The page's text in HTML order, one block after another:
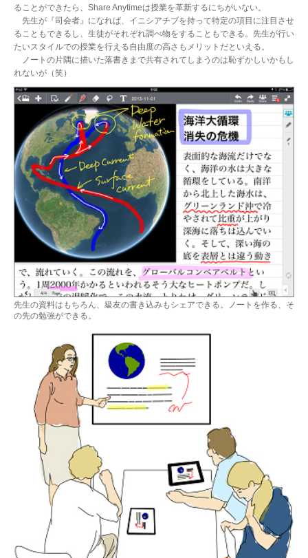
ることができたら、Share Anytimeは授業を革新するにちがいない。
先生が『司会者』になれば、イニシアチブを持って特定の項目に注目させ
ることもできるし、生徒がそれぞれ調べ物をすることもできる。先生が行い
たいスタイルでの授業を行える自由度の高さもメリットだといえる。
ノートの片隅に描いた落書きまで共有されてしまうのは恥ずかしいかもし
れないが（笑）
先生の資料はもちろん、級友の書き込みもシェアできる。ノートを作る、そ
の先の勉強ができる。